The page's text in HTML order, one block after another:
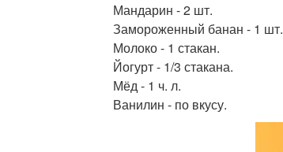
Мандарин - 2 шт.
Замороженный банан - 1 шт.
Молоко - 1 стакан.
Йогурт - 1/3 стакана.
Мёд - 1 ч. л.
Ванилин - по вкусу.